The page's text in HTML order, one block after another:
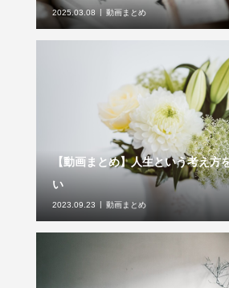
2025.03.08 動画まとめ
【動画まとめ】人生という考え方
い
2023.09.23 動画まとめ